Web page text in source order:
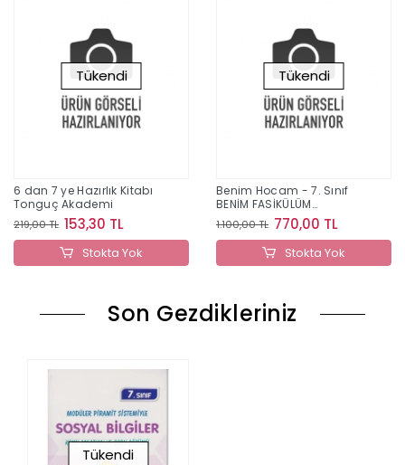
Tükendi
6 dan 7 ye Hazırlık Kitabı
Tonguç Akademi
219,00 TL 153,30 TL
Stokta Yok
Tükendi
Benim Hocam - 7. Sınıf
BENİM FASİKÜLÜM
MATEMATİK
1.100,00 TL 770,00 TL
Stokta Yok
Son Gezdikleriniz
Tükendi